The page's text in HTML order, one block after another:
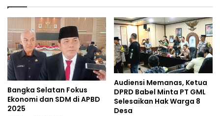
Bangka Selatan Fokus
Ekonomi dan SDM di APBD
2025
Audiensi Memanas, Ketua
DPRD Babel Minta PT GML
Selesaikan Hak Warga 8
Desa